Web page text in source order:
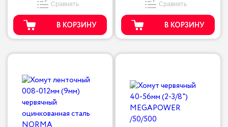
Сравнить
В КОРЗИНУ
Сравнить
В КОРЗИНУ